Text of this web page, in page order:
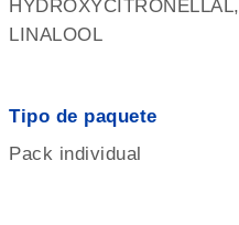
HYDROXYCITRONELLAL,
LINALOOL
Tipo de paquete
Pack individual